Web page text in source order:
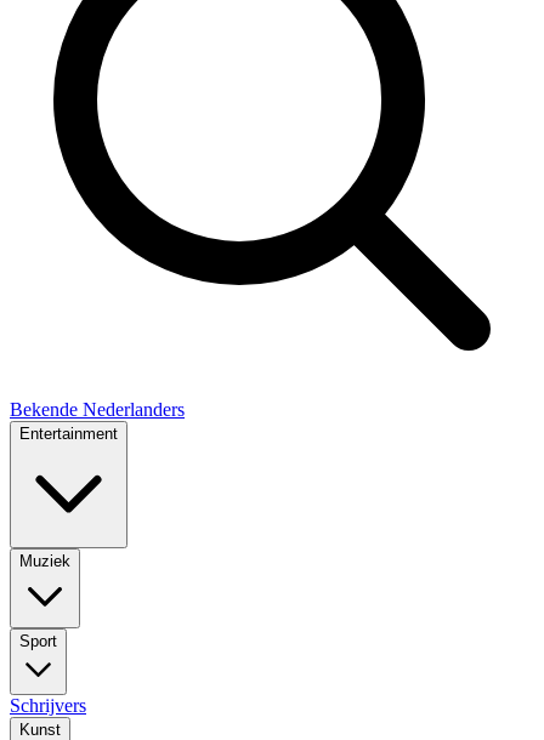
Bekende Nederlanders
Entertainment
Muziek
Sport
Schrijvers
Kunst